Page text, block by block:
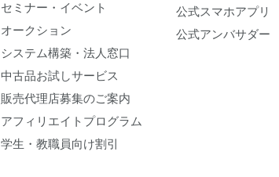
セミナー・イベント
オークション
システム構築・法人窓口
中古品お試しサービス
販売代理店募集のご案内
アフィリエイトプログラム
学生・教職員向け割引
公式スマホアプリ
公式アンバサダー